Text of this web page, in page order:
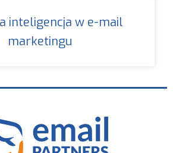
inteligencja w e-mail
marketingu